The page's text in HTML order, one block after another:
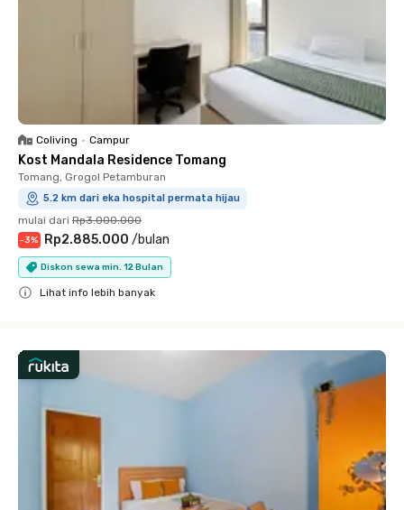
Coliving • Campur
Kost Mandala Residence Tomang
Tomang, Grogol Petamburan
5.2 km dari eka hospital permata hijau
mulai dari Rp3.000.000
-3% Rp2.885.000 /bulan
Diskon sewa min. 12 Bulan
Lihat info lebih banyak